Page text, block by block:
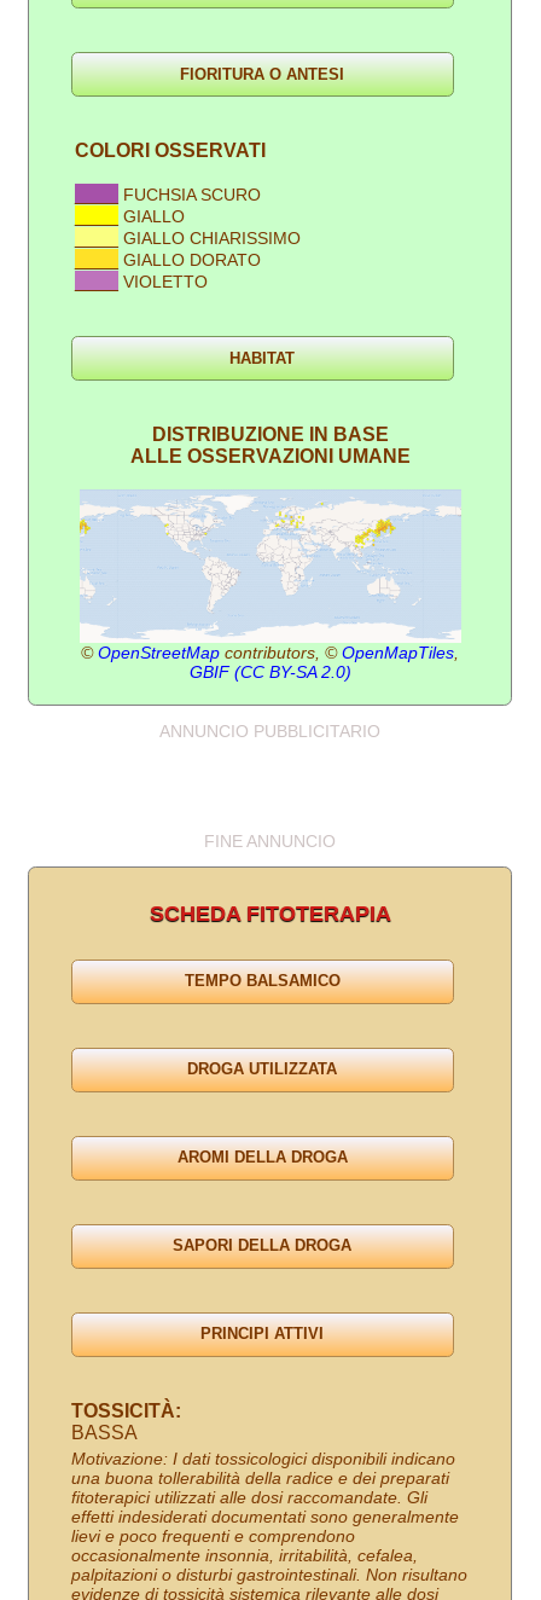
COLORI OSSERVATI
FUCHSIA SCURO
GIALLO
GIALLO CHIARISSIMO
GIALLO DORATO
VIOLETTO
DISTRIBUZIONE IN BASE
ALLE OSSERVAZIONI UMANE
©OpenStreetMap contributors, ©OpenMapTiles
GBIF (CC BY-SA 2.0)
ANNUNCIO PUBBLICITARIO
FINE ANNUNCIO
SCHEDA FITOTERAPIA
TOSSICITÀ:
BASSA
Motivazione: I dati tossicologici disponibili indicano
una buona tollerabilità della radice e dei preparati
fitoterapici utilizzati alle dosi raccomandate. Gli
effetti indesiderati documentati sono generalmente
lievi e poco frequenti e comprendono
occasionalmente insonnia, irritabilità, cefalea,
palpitazioni o disturbi gastrointestinali. Non risultano
evidenze di tossicità sistemica rilevante alle dosi